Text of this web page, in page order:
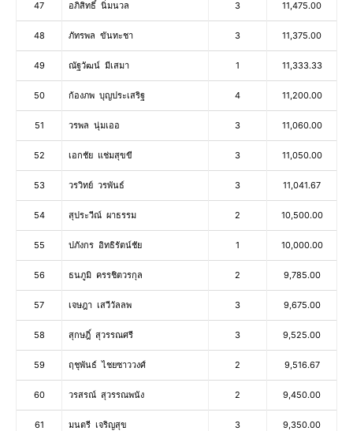
47 อภิสิทธิ์ นิ่มนวล 3 11,475.00
48 ภัทรพล ขันทะชา 3 11,375.00
49 ณัฐวัฒน์ มีเสมา 1 11,333.33
50 ก้องภพ บุญประเสริฐ 4 11,200.00
51 วรพล นุ่มเออ 3 11,060.00
52 เอกชัย แช่มสุขขี 3 11,050.00
53 วรวิทย์ วรพันธ์ 3 11,041.67
54 สุประวีณ์ ผาธรรม 2 10,500.00
55 ปภังกร อิทธิรัตน์ชัย 1 10,000.00
56 ธนภูมิ ครรชิตวรกุล 2 9,785.00
57 เจษฎา เสวีวัลลพ 3 9,675.00
58 สุกษฎิ์ สุวรรณศรี 3 9,525.00
59 ฤชุพันธ์ ไชยซาววงศ์ 2 9,516.67
60 วรสรณ์ สุวรรณพนัง 2 9,450.00
61 มนตรี เจริญสุข 3 9,350.00